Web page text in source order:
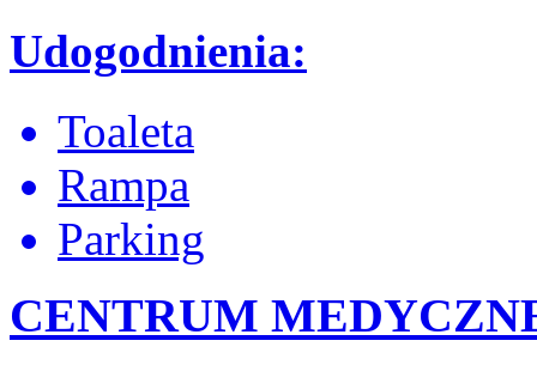
Udogodnienia:
Toaleta
Rampa
Parking
CENTRUM